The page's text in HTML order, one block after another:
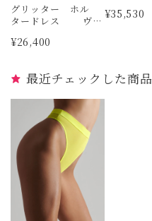
グリッター ホル
タードレス ヴェ
¥26,400
¥35,530
最近チェックした商品